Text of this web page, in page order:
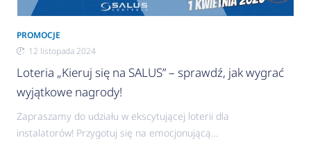
PROMOCJE
12 listopada 2024
Loteria „Kieruj się na SALUS” – sprawdź, jak wygrać
wyjątkowe nagrody!
Zapraszamy do udziału w ekscytującej loterii dla
instalatorów! Przygotuj się na emocjonującą